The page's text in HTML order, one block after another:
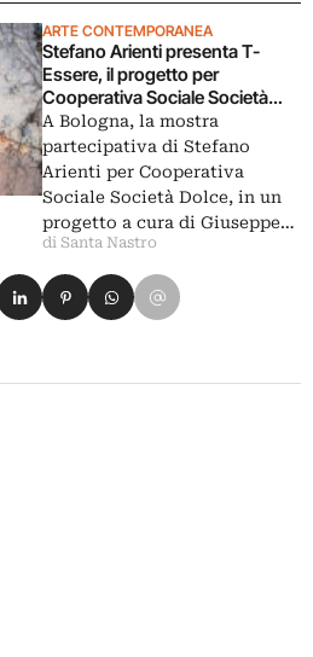
ARTE CONTEMPORANEA
Stefano Arienti presenta T-
Essere, il progetto per
Cooperativa Sociale Società
Dolce
A Bologna, la mostra
partecipativa di Stefano
Arienti per Cooperativa
Sociale Società Dolce, in un
progetto a cura di Giuseppe…
di Santa Nastro
Facebook
su Xsu LinkedIn
Condividi su Pinterest
Condividi su WhatsApp
Condividi su Email